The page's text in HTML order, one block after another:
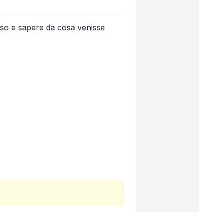
e sapere da cosa venisse